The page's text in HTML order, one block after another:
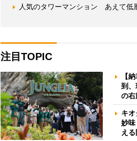
人気のタワーマンション あえて低
注目TOPIC
【
到
の右
キ
妙
え